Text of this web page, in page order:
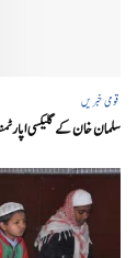
قومی خبریں
سلمان خان کے گلیکسی